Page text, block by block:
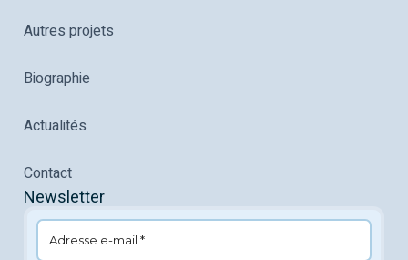
Autres projets
Biographie
Actualités
Contact
Newsletter